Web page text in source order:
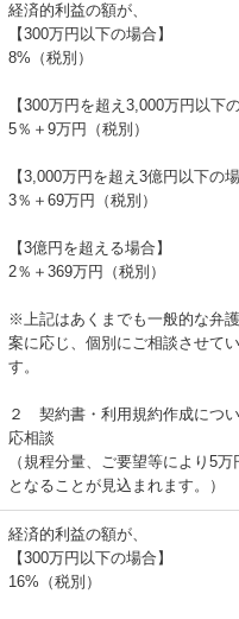
経済的利益の額が、
【300万円以下の場合】
8%（税別）
【300万円を超え3,000万円以下
5％＋9万円（税別）
【3,000万円を超え3億円以下の場
3％＋69万円（税別）
【3億円を超える場合】
2％＋369万円（税別）
※上記はあくまでも一般的な弁
案に応じ、個別にご相談させて
す。
２ 契約書・利用規約作成につ
応相談
（規程分量、ご要望等により5万
となることが見込まれます。）
経済的利益の額が、
【300万円以下の場合】
16%（税別）